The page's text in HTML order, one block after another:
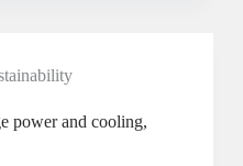
power and cooling,